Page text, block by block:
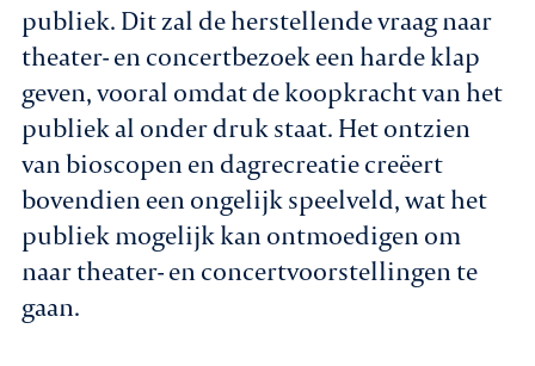
publiek. Dit zal de herstellende vraag naar
theater- en concertbezoek een harde klap
geven, vooral omdat de koopkracht van het
publiek al onder druk staat. Het ontzien
van bioscopen en dagrecreatie creëert
bovendien een ongelijk speelveld, wat het
publiek mogelijk kan ontmoedigen om
naar theater- en concertvoorstellingen te
gaan.